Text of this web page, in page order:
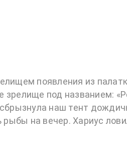
появления из
под названием:
наш тент
на вечер. Хариус